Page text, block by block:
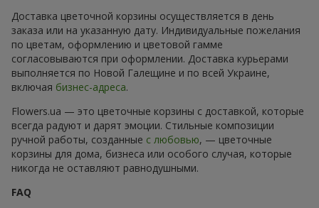
Доставка цветочной корзины осуществляется в день
заказа или на указанную дату. Индивидуальные пожелания
по цветам, оформлению и цветовой гамме
согласовываются при оформлении. Доставка курьерами
выполняется по Новой Галещине и по всей Украине,
включая бизнес-адреса.
Flowers.ua — это цветочные корзины с доставкой, которые
всегда радуют и дарят эмоции. Стильные композиции
ручной работы, созданные с любовью, — цветочные
корзины для дома, бизнеса или особого случая, которые
никогда не оставляют равнодушными.
FAQ